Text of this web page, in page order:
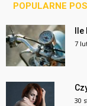
POPULARNE
7
30